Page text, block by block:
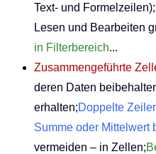
Text- und Formelzeilen);
Lesen und Bearbeiten
in Filterbereich...
Zusammengeführte
deren Daten
erhalten;Doppelte
Summe oder Mittelwert
vermeiden – in Zellen;